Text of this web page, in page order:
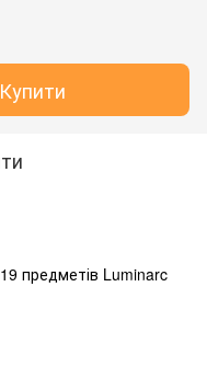
Купити
предметів Luminarc